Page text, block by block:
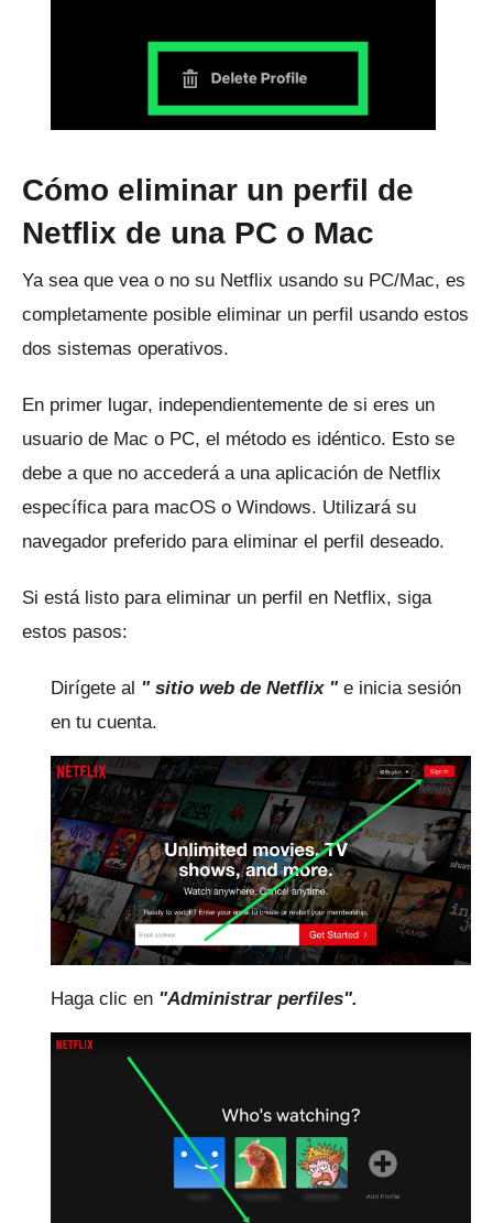
Cómo eliminar un perfil de
Netflix de una PC o Mac
Ya sea que vea o no su Netflix usando su PC/Mac, es
completamente posible eliminar un perfil usando estos
dos sistemas operativos.
En primer lugar, independientemente de si eres un
usuario de Mac o PC, el método es idéntico. Esto se
debe a que no accederá a una aplicación de Netflix
específica para macOS o Windows. Utilizará su
navegador preferido para eliminar el perfil deseado.
Si está listo para eliminar un perfil en Netflix, siga
estos pasos:
Dirígete al " sitio web de Netflix" e inicia sesión
en tu cuenta.
Haga clic en "Administrar perfiles".